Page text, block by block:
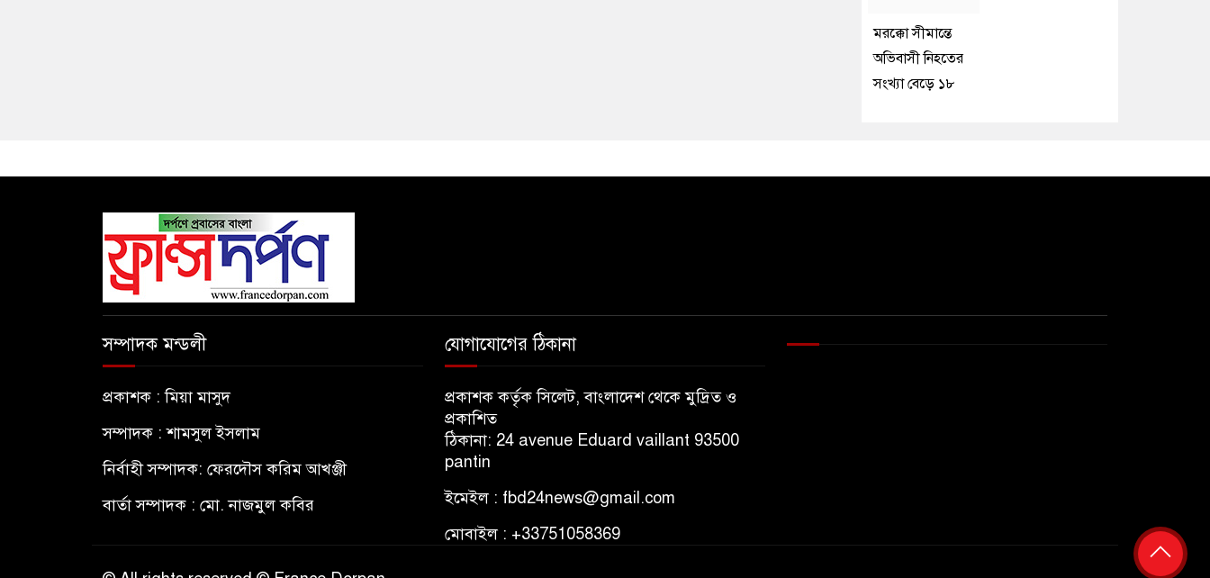
মরক্কো সীমান্তে
অভিবাসী নিহতের
সংখ্যা বেড়ে ১৮
সম্পাদক মন্ডলী
প্রকাশক : মিয়া মাসুদ
সম্পাদক : শামসুল ইসলাম
নির্বাহী সম্পাদক: ফেরদৌস করিম আখঞ্জী
বার্তা সম্পাদক : মো. নাজমুল কবির
যোগাযোগের ঠিকানা
প্রকাশক কর্তৃক সিলেট, বাংলাদেশ থেকে মুদ্রিত ও
প্রকাশিত
ঠিকানা: 24 avenue Eduard vaillant 93500
pantin
ইমেইল : fbd24news@gmail.com
মোবাইল : +33751058369